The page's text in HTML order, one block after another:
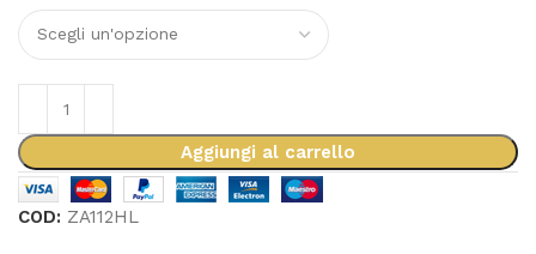
Aggiungi al carrello
COD: ZA112HL